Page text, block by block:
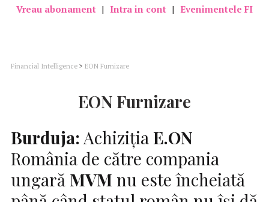
Vreau abonament | Intra in cont | Evenimentele FI
Financial Intelligence > EON Furnizare
EON Furnizare
Burduja: Achiziţia E.ON
România de către compania
ungară MVM nu este încheiată